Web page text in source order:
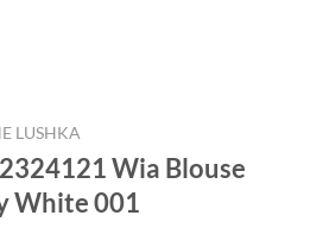
LUSHKA
Wia Blouse
White 001